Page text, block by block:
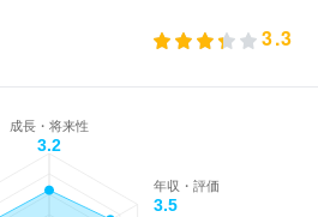
3.3
成長・将来性
3.2
年収・評価
3.5